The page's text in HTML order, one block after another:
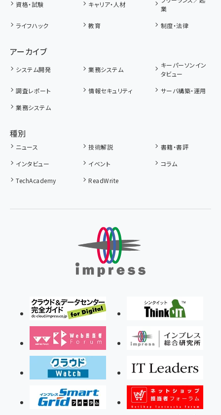
資格・試験 キャリア・人材
業
ライフハック
教育 制度・法律
アーカイブ
システム開発 業務システム
キーパーソンイン
タビュー
調査レポート
情報セキュリティ
サーバ構築・運用
業務システム
種別
ニュース 技術解説
書籍・書評
インタビュー
イベント
コラム
TechAcademy
ReadWrite